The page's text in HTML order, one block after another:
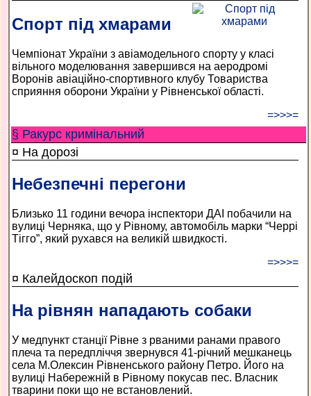
Спорт під хмарами
Чемпіонат України з авіамодельного спорту у класі
вільного моделювання завершився на аеродромі
Воронів авіаційно-спортивного клубу Товариства
сприяння оборони України у Рівненської області.
=>>>=
§ Ракурс кримінальний
¤ На дорозі
Небезпечні перегони
Близько 11 години вечора інспектори ДАІ побачили на
вулиці Черняка, що у Рівному, автомобіль марки “Черрі
Тігго”, який рухався на великій швидкості.
=>>>=
¤ Калейдоскоп подій
На рівнян нападають собаки
У медпункт станції Рівне з рваними ранами правого
плеча та передпліччя звернувся 41-річний мешканець
села М.Олексин Рівненського району Петро. Його на
вулиці Набережній в Рівному покусав пес. Власник
тварини поки що не встановлений.